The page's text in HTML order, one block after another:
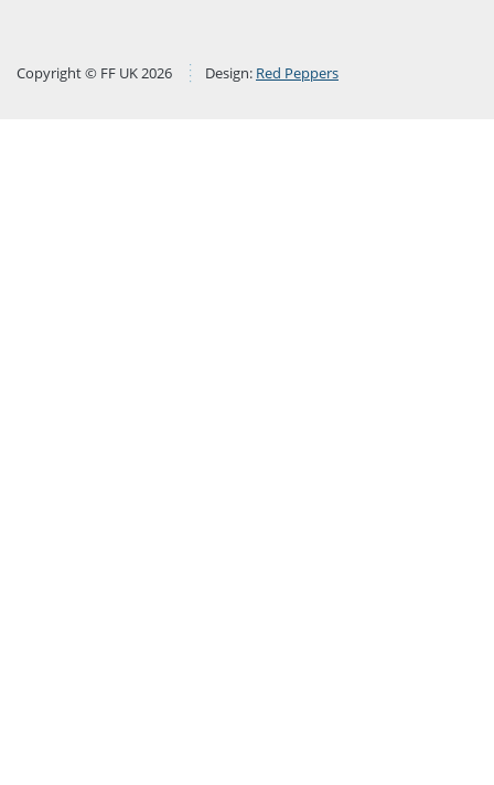
Copyright © FF UK 2026 Design: Red Peppers